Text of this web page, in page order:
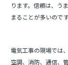
ります。信頼は、う
まることが多いのです
電気工事の現場では
空調、消防、通信、